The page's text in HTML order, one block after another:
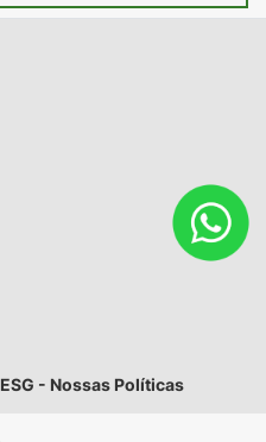
ESG - Nossas Políticas